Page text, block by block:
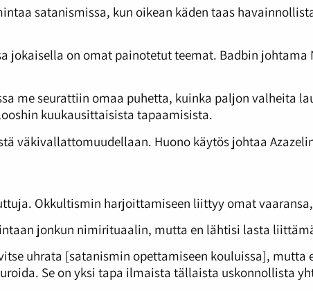
satanismissa, kun oikean käden taas
on omat painotetut teemat. Badbin johtama
me seurattiin omaa puhetta, kuinka paljon valheita
kuukausittaisista tapaamisista.
väkivallattomuudellaan. Huono käytös johtaa
Okkultismin harjoittamiseen liittyy omat
jonkun nimirituaalin, mutta en lähtisi lasta
uhrata [satanismin opettamiseen kouluissa],
Se on yksi tapa ilmaista tällaista uskonnollista